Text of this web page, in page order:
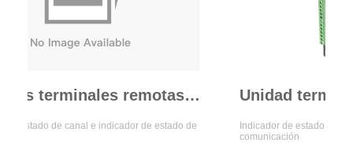
Unidades terminales remotas de la serie ARTU100
canal e indicador de estado de
Indicador de estado de canal e
comunicación